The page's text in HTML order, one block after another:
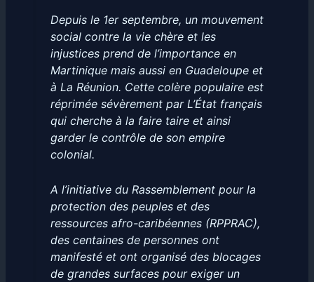
Depuis le 1er septembre, un mouvement
social contre la vie chère et les
injustices prend de l’importance en
Martinique mais aussi en Guadeloupe et
à La Réunion. Cette colère populaire est
réprimée sévèrement par L’État français
qui cherche à la faire taire et ainsi
garder le contrôle de son empire
colonial.
A l’initiative du Rassemblement pour la
protection des peuples et des
ressources afro-caribéennes (RPPRAC),
des centaines de personnes ont
manifesté et ont organisé des blocages
de grandes surfaces pour exiger un